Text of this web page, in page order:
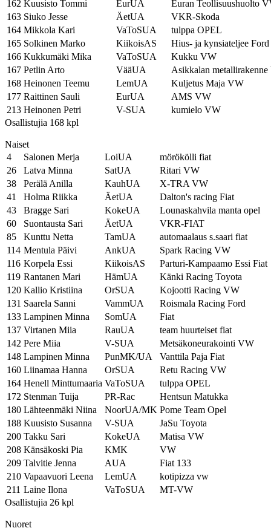
162 Kuusisto Tommi EurUA
Euran Teollisuushuolto
163 Siuko Jesse ÄetUA
VKR-Skoda
164 Mikkola Kari VaToSUA
tulppa OPEL
165 Solkinen Marko KiikoisAS
Hius- ja kynsiateljee Ford
166 Kukkumäki Mika VaToSUA
Kukku VW
167 Petlin Arto VääUA
Asikkalan
168 Heinonen Teemu LemUA
Kuljetus Maja VW
177 Raittinen Sauli EurUA
AMS VW
213 Heinonen Petri V-SUA
kumielo VW
Osallistujia 168 kpl
Naiset
4
Salonen Merja LoiUA
mörökölli fiat
26
Latva Minna SatUA
Ritari VW
38
Perälä Anilla KauhUA
X-TRA VW
41
Holma Riikka ÄetUA
Dalton's racing Fiat
43
Bragge Sari KokeUA
Lounaskahvila manta opel
60
Suontausta Sari ÄetUA
VKR-FIAT
85
Kunttu Netta TamUA
automaalaus s.saari fiat
114 Mentula Päivi AnkUA
Spark Racing VW
116 Korpela Essi KiikoisAS
Parturi-Kampaamo Essi Fiat
119 Rantanen Mari HämUA
Känki Racing Toyota
120 Kallio Kristiina OrSUA
Kojootti Racing VW
131 Saarela Sanni VammUA
Roismala Racing Ford
133 Lampinen Minna SomUA
Fiat
137 Virtanen Miia RauUA
team huurteiset fiat
142 Pere Miia V-SUA
Metsäkoneurakointi VW
148 Lampinen Minna PunMK/UA
Vanttila Paja Fiat
160 Liinamaa Hanna OrSUA
Retu Racing VW
164 Henell Minttumaaria VaToSUA
tulppa OPEL
172 Stenman Tuija PR-Rac
Hentsun Matukka
180 Lähteenmäki Niina NoorUA/MK Pome Team Opel
188 Kuusisto Susanna V-SUA
JaSu Toyota
200 Takku Sari KokeUA
Matisa VW
208 Känsäkoski Pia KMK
VW
209 Talvitie Jenna AUA
Fiat 133
210 Vapaavuori Leena LemUA
kotipizza vw
211 Laine Ilona VaToSUA
MT-VW
Osallistujia 26 kpl
Nuoret